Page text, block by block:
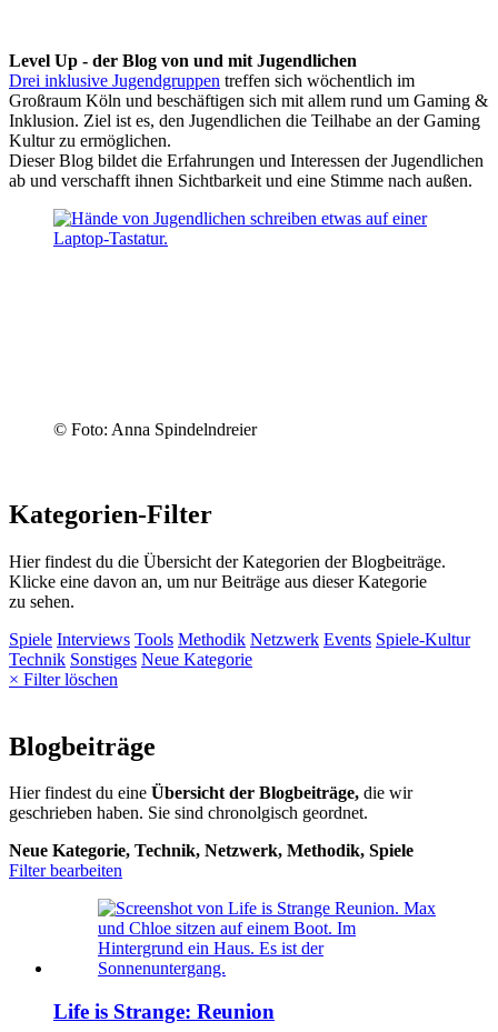
Level Up - der Blog von und mit Jugendlichen
Drei inklusive Jugendgruppen treffen sich wöchentlich im
Großraum Köln und beschäftigen sich mit allem rund um Gaming &
Inklusion. Ziel ist es, den Jugendlichen die Teilhabe an der Gaming
Kultur zu ermöglichen.
Dieser Blog bildet die Erfahrungen und Interessen der Jugendlichen
ab und verschafft ihnen Sichtbarkeit und eine Stimme nach außen.
© Foto: Anna Spindelndreier
Kategorien-Filter
Hier findest du die Übersicht der Kategorien der Blogbeiträge.
Klicke eine davon an, um nur Beiträge aus dieser Kategorie
zu sehen.
Spiele Interviews Tools Methodik Netzwerk Events Spiele-Kultur
Technik Sonstiges Neue Kategorie
× Filter löschen
Blogbeiträge
Hier findest du eine Übersicht der Blogbeiträge, die wir
geschrieben haben. Sie sind chronolgisch geordnet.
Neue Kategorie, Technik, Netzwerk, Methodik, Spiele
Filter bearbeiten
Life is Strange: Reunion